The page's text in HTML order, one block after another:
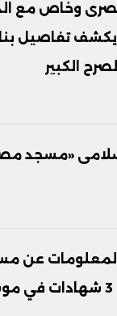
حصرى وخاص مع
تفاصيل
الكبير
«مسجد
عن